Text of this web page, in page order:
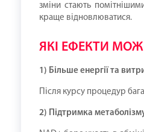
зміни стають
краще відновлюватися.
ЯКІ ЕФЕКТИ
1) Більше енергії та
Після курсу процедур
2) Підтримка